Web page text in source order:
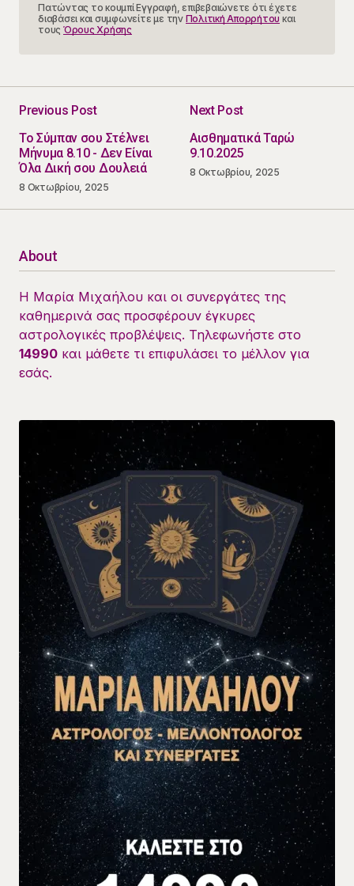
Πατώντας το κουμπί Εγγραφή, επιβεβαιώνετε ότι έχετε
διαβάσει και συμφωνείτε με την Πολιτική Απορρήτου και
τους Όρους Χρήσης
Previous Post
Το Σύμπαν σου Στέλνει
Μήνυμα 8.10 - Δεν Είναι
Όλα Δική σου Δουλειά
8 Οκτωβρίου, 2025
Next Post
Αισθηματικά Ταρώ
9.10.2025
8 Οκτωβρίου, 2025
About
Η Μαρία Μιχαήλου και οι συνεργάτες της
καθημερινά σας προσφέρουν έγκυρες
αστρολογικές προβλέψεις. Τηλεφωνήστε στο
14990 και μάθετε τι επιφυλάσει το μέλλον για
εσάς.